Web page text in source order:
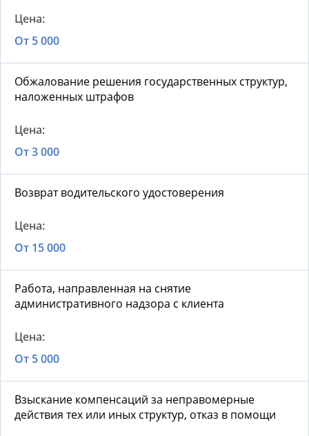
От 5 000
Обжалование решения государственных структур,
наложенных штрафов
От 3 000
Возврат водительского удостоверения
От 15 000
Работа, направленная на снятие
административного надзора с клиента
От 5 000
Взыскание компенсаций за неправомерные
действия тех или иных структур, отказ в помощи